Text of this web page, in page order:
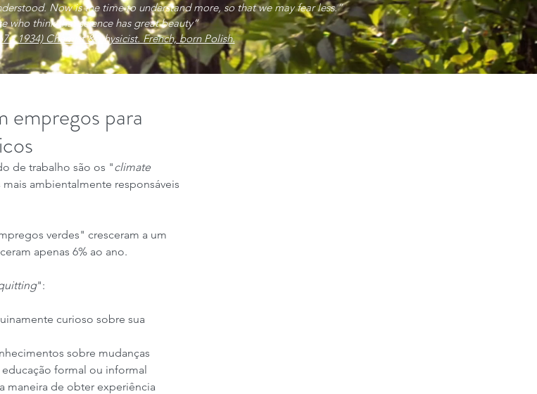
empregos para
de trabalho são os "climate
ambientalmente responsáveis
verdes" cresceram a um
apenas 6% ao ano.
":
curioso sobre sua
sobre mudanças
formal ou informal
maneira de obter experiência
Now is the time to understand more, so that we may fear less.”
who think that science has great beauty”
- 1934) Chemist & physicist. French, born Polish.